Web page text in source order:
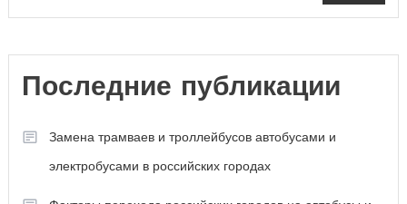
Последние публикации
Замена трамваев и троллейбусов автобусами и
электробусами в российских городах